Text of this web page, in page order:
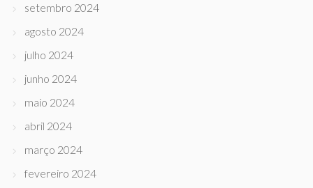
setembro 2024
agosto 2024
julho 2024
junho 2024
maio 2024
abril 2024
março 2024
fevereiro 2024